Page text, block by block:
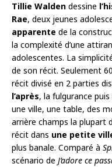
Tillie Walden dessine
Rae, deux jeunes
apparente de la
la complexité d’une
adolescentes. La
de son récit. Seulement
récit divisé en 2 parties
l’après, la fulgurance
une ville, une table, des
arrière champs la plupart
récit dans une petite
plus banale. Comparé à
scénario de J’adore ce